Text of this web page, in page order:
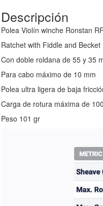
Descripción
Polea Violín winche Ronstan
Ratchet with Fiddle and Becket
Con doble roldana de 55 y 35
Para cabo máximo de 10 mm
Polea ultra ligera de baja
Carga de rotura máxima de
Peso 101 gr